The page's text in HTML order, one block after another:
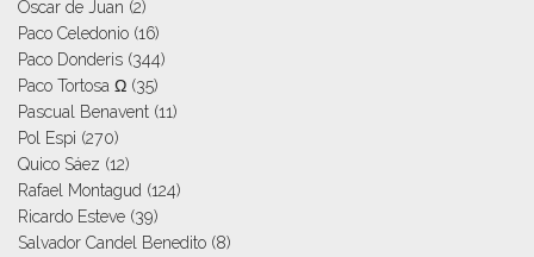
Oscar de Juan (2)
Paco Celedonio (16)
Paco Donderis (344)
Paco Tortosa Ω (35)
Pascual Benavent (11)
Pol Espi (270)
Quico Sáez (12)
Rafael Montagud (124)
Ricardo Esteve (39)
Salvador Candel Benedito (8)